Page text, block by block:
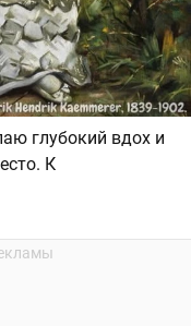
глубокий вдох и
К